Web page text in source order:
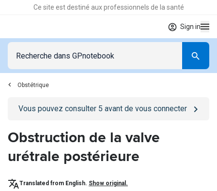
Ce site est destiné aux professionnels de la santé
Sign in
Obstétrique
Go to/se-connecterpage
Vous pouvez consulter 5 avant de vous connecter
Obstruction de la valve
urétrale postérieure
Translated from English. Show original.